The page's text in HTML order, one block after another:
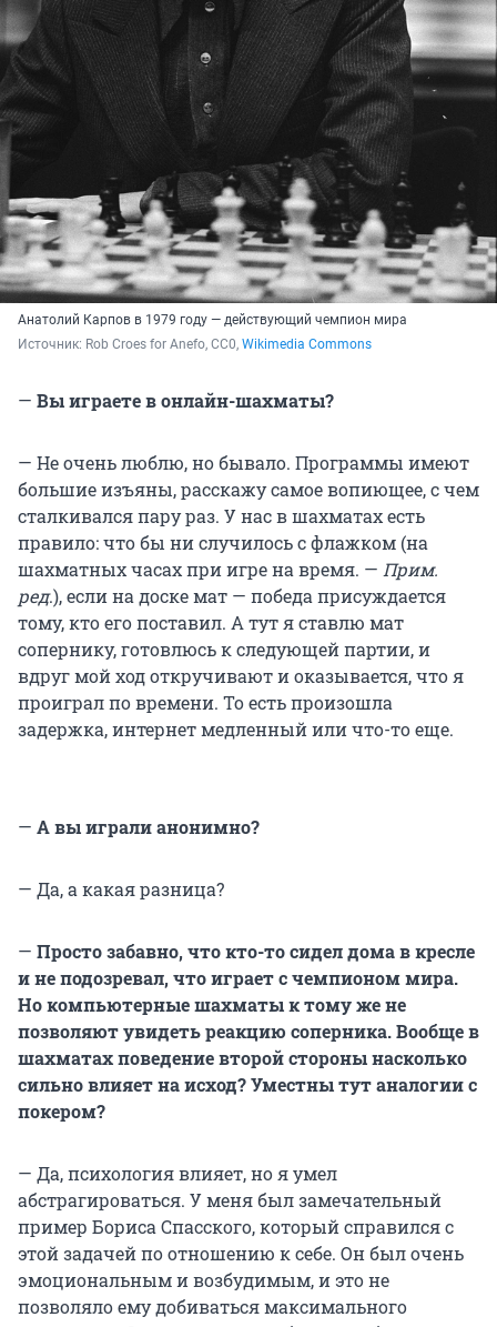
Анатолий Карпов в 1979 году — действующий чемпион мира
Источник: Rob Croes for Anefo, CC0, Wikimedia Commons
— Вы играете в онлайн-шахматы?
— Не очень люблю, но бывало. Программы имеют
большие изъяны, расскажу самое вопиющее, с чем
сталкивался пару раз. У нас в шахматах есть
правило: что бы ни случилось с флажком (на
шахматных часах при игре на время. — Прим.
ред.), если на доске мат — победа присуждается
тому, кто его поставил. А тут я ставлю мат
сопернику, готовлюсь к следующей партии, и
вдруг мой ход откручивают и оказывается, что я
проиграл по времени. То есть произошла
задержка, интернет медленный или что-то еще.
— А вы играли анонимно?
— Да, а какая разница?
— Просто забавно, что кто-то сидел дома в кресле
и не подозревал, что играет с чемпионом мира.
Но компьютерные шахматы к тому же не
позволяют увидеть реакцию соперника. Вообще в
шахматах поведение второй стороны насколько
сильно влияет на исход? Уместны тут аналогии с
покером?
— Да, психология влияет, но я умел
абстрагироваться. У меня был замечательный
пример Бориса Спасского, который справился с
этой задачей по отношению к себе. Он был очень
эмоциональным и возбудимым, и это не
позволяло ему добиваться максимального